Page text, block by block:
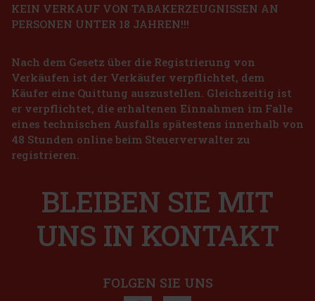
Clásico Go Pack 5er
5 st)
Clasico Go Pack enthält diese 5 Zigarren: 3x
Robusto 2x Joya Clasico Medio Siglo
39 €
Bestellen
Cinco de Cinco Sampler 4er
st)
Bestellen
Rabatt: 50%
KEIN VERKAUF VON TABAKERZEUGNISSEN AN
PERSONEN UNTER 18 JAHREN!!!
Nach dem Gesetz über die Registrierung von
Verkäufen ist der Verkäufer verpflichtet, dem
Käufer eine Quittung auszustellen. Gleichzeitig ist
er verpflichtet, die erhaltenen Einnahmen im Falle
eines technischen Ausfalls spätestens innerhalb von
48 Stunden online beim Steuerverwalter zu
registrieren.
BLEIBEN SIE MIT
UNS IN KONTAKT
FOLGEN SIE UNS